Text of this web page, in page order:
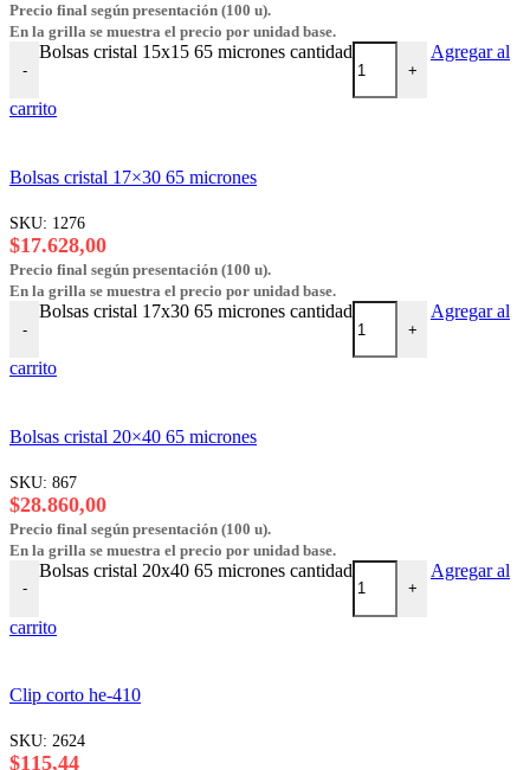
Precio final según presentación (100 u).
En la grilla se muestra el precio por unidad base.
-
Bolsas cristal 15x15 65 micrones cantidad
+
Agregar al
carrito
Bolsas cristal 17×30 65 micrones
SKU: 1276
$17.628,00
Precio final según presentación (100 u).
En la grilla se muestra el precio por unidad base.
-
Bolsas cristal 17x30 65 micrones cantidad
+
Agregar al
carrito
Bolsas cristal 20×40 65 micrones
SKU: 867
$28.860,00
Precio final según presentación (100 u).
En la grilla se muestra el precio por unidad base.
-
Bolsas cristal 20x40 65 micrones cantidad
+
Agregar al
carrito
Clip corto he-410
SKU: 2624
$115,44